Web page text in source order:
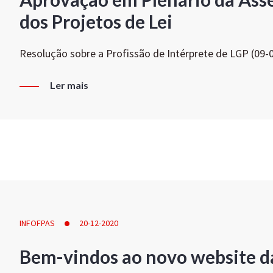
dos Projetos de Lei
Resolução sobre a Profissão de Intérprete de LGP (09-
Ler mais
INFOFPAS 20-12-2020
Bem-vindos ao novo website